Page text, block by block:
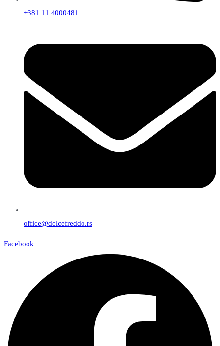
+381 11 4000481
office@dolcefreddo.rs
Facebook